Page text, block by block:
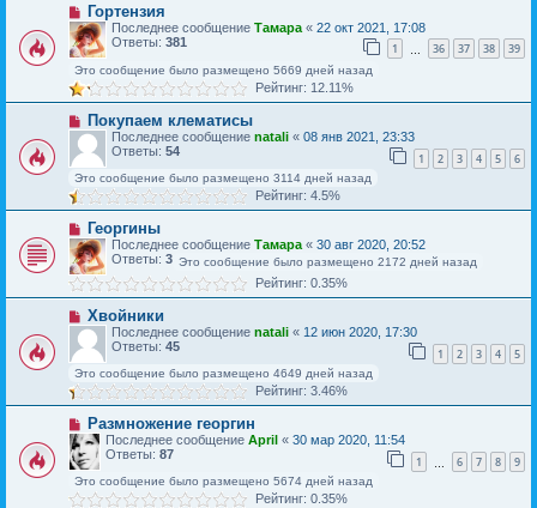
Гортензия
Последнее сообщение Тамара « 22 окт 2021, 17:08
Ответы: 381 1 36 37 38 39
Это сообщение было размещено 5669 дней назад
Рейтинг: 12.11%
Покупаем клематисы
Последнее сообщение natali « 08 янв 2021, 23:33
Ответы: 54 1 2 3 4 5 6
Это сообщение было размещено 3114 дней назад
Рейтинг: 4.5%
Георгины
Последнее сообщение Тамара« 30 авг 2020, 20:52
Ответы: 3 Это сообщение было размещено 2172 дней назад
Рейтинг: 0.35%
Хвойники
Последнее сообщение natali « 12 июн 2020, 17:30
Ответы: 45 1 2 3 4 5
Это сообщение было размещено 4649 дней назад
Рейтинг: 3.46%
Размножение георгин
Последнее сообщение April « 30 мар 2020, 11:54
Ответы: 87 1 6 7 8 9
Это сообщение было размещено 5674 дней назад
Рейтинг: 0.35%